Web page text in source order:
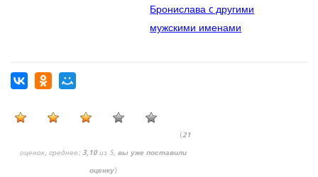
Бронислава c другими
мужскими именами
(21
оценок, среднее: 3,10из 5, вы уже поставили
оценку)